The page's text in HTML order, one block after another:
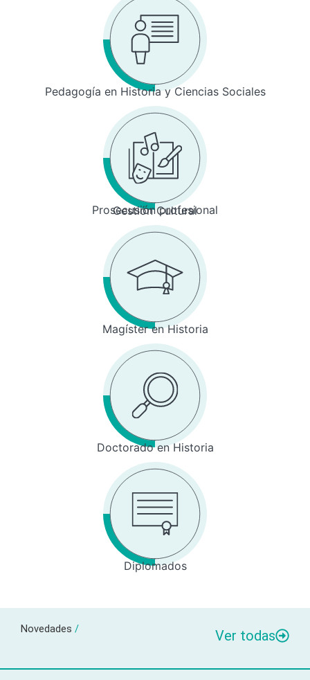
Pedagogía en Historia y Ciencias Sociales
Prosecusión profesional
Gestión Cultural
Magíster en Historia
Doctorado en Historia
Diplomados
Novedades / Ver todas